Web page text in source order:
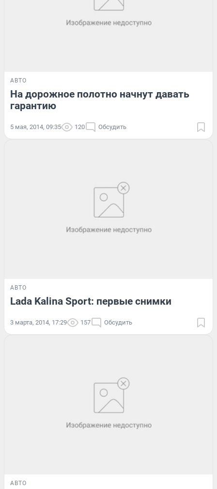
АВТО
На дорожное полотно начнут давать
гарантию
5 мая, 2014, 09:35 120 Обсудить
АВТО
Lada Kalina Sport: первые снимки
3 марта, 2014, 17:29 157 Обсудить
АВТО